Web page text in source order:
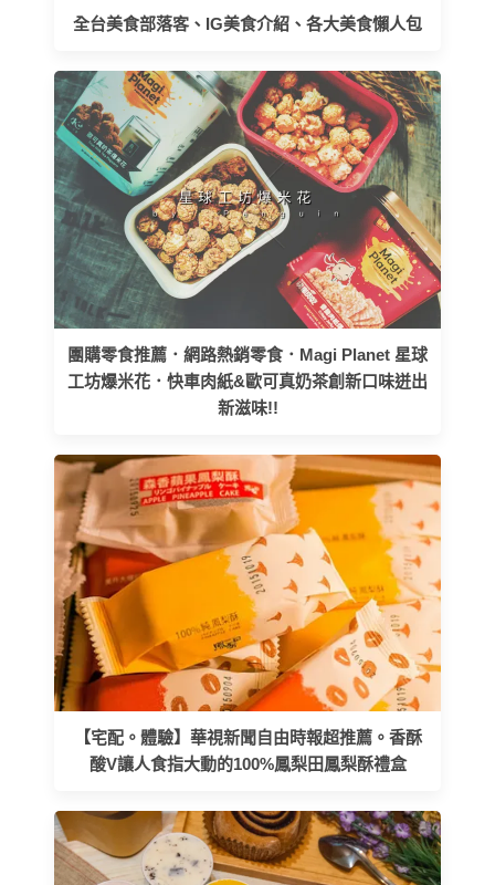
全台美食部落客、IG美食介紹、各大美食懶人包
團購零食推薦．網路熱銷零食．Magi Planet 星球
工坊爆米花．快車肉紙&歐可真奶茶創新口味迸出
新滋味!!
【宅配。體驗】華視新聞自由時報超推薦。香酥
酸V讓人食指大動的100%鳳梨田鳳梨酥禮盒